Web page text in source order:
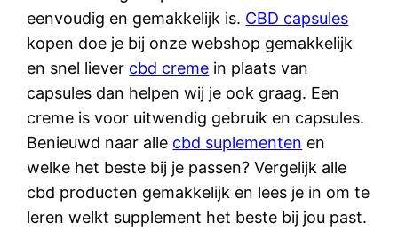
eenvoudig en gemakkelijk is. CBD capsules
kopen doe je bij onze webshop gemakkelijk
en snel liever cbd creme in plaats van
capsules dan helpen wij je ook graag. Een
creme is voor uitwendig gebruik en capsules.
Benieuwd naar alle cbd suplementen en
welke het beste bij je passen? Vergelijk alle
cbd producten gemakkelijk en lees je in om te
leren welkt supplement het beste bij jou past.